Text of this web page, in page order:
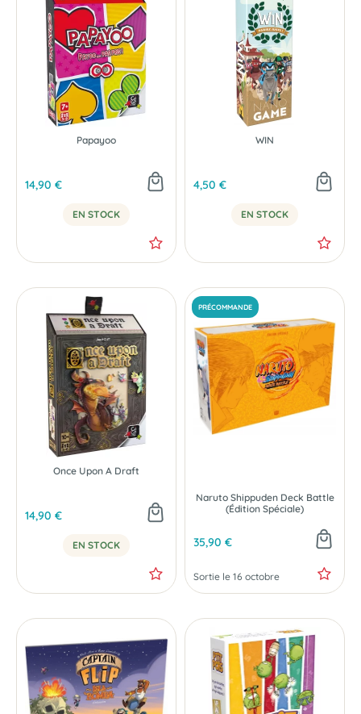
NOUVEAU
Papayoo
14,90 €
EN STOCK
WIN
4,50 €
EN STOCK
Once Upon A Draft
14,90 €
EN STOCK
Naruto Shippuden Deck Battle
(Édition Spéciale)
35,90 €
Sortie le 16 octobre